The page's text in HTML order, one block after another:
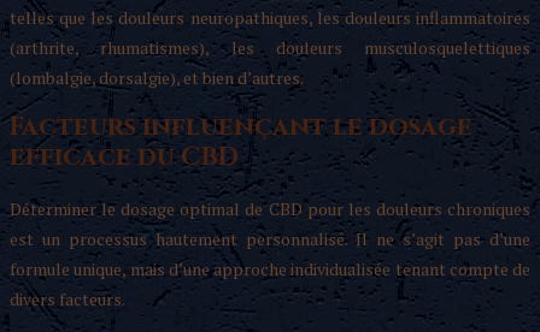
telles que les douleurs neuropathiques, les douleurs inflammatoires
(arthrite, rhumatismes), les douleurs musculosquelettiques
(lombalgie, dorsalgie), et bien d’autres.
Facteurs influençant le dosage
efficace du CBD
Déterminer le dosage optimal de CBD pour les douleurs chroniques
est un processus hautement personnalisé. Il ne s’agit pas d’une
formule unique, mais d’une approche individualisée tenant compte de
divers facteurs.